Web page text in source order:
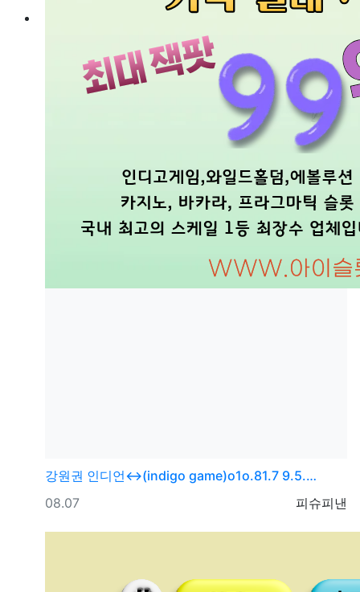
강원권 인디언↔(indigo game)o1o.81.7 9.5.…
등록자
피슈피낸
등록일
08.07